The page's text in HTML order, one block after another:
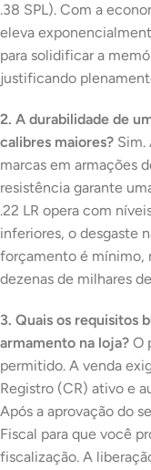
.38 SPL). Com a
eleva
para solidificar a
justificando
2. A durabilidade de
calibres maiores? Sim.
marcas em armações
resistência garante
.22 LR opera com
inferiores, o desgaste
forçamento é mínimo,
dezenas de milhares
3. Quais os requisitos
armamento na loja? O
permitido. A venda
Registro (CR) ativo e
Após a aprovação do
Fiscal para que você
fiscalização. A